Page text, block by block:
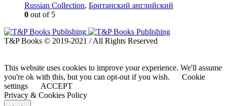
Russian Collection, Британский английский
0 out of 5
T&P Books © 2019-2021 / All Rights Reserved
This website uses cookies to improve your experience. We'll assume
you're ok with this, but you can opt-out if you wish.
Cookie
settings
ACCEPT
Privacy & Cookies Policy